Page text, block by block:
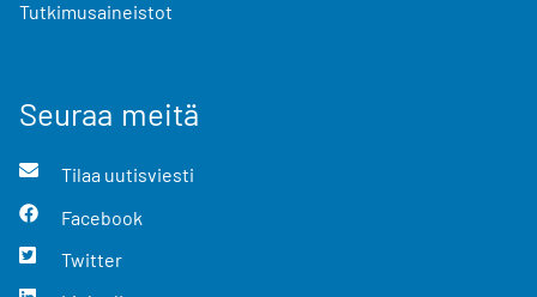
Tutkimusaineistot
Seuraa meitä
Tilaa uutisviesti
Facebook
Twitter